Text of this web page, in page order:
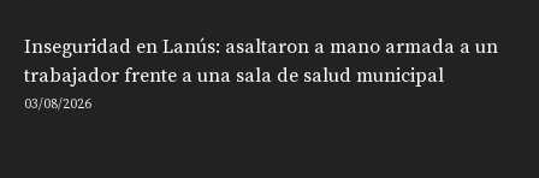
Inseguridad en Lanús: asaltaron a mano armada a un
trabajador frente a una sala de salud municipal
03/08/2026